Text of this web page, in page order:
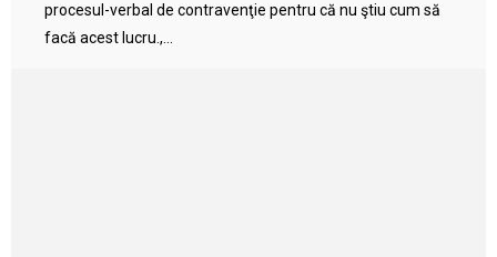
procesul-verbal de contravenţie pentru că nu ştiu cum să
facă acest lucru.,...